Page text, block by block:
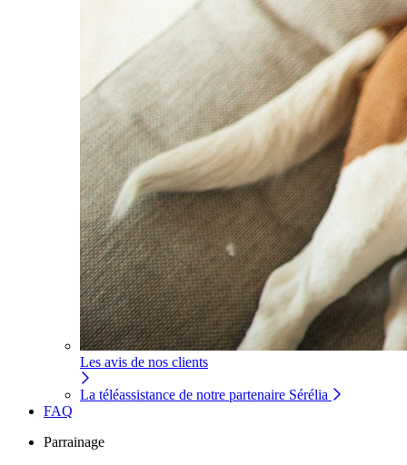
Les avis de nos clients
La téléassistance de notre partenaire Sérélia
FAQ
Parrainage